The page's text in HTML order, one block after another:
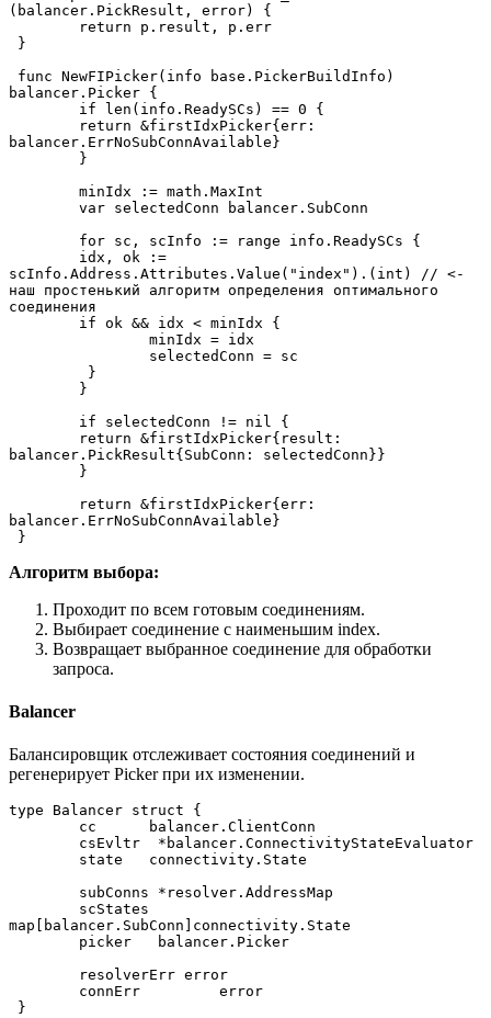
(balancer.PickResult, error) {
return p.result, p.err
}
balancer.Picker {
if len(info.ReadySCs) == 0 {
balancer.ErrNoSubConnAvailable}
}
minIdx := math.MaxInt
var selectedConn balancer.SubConn
for sc, scInfo := range info.ReadySCs {
scInfo.Address.Attributes.Value("index").(int) // <-
наш простенький алгоритм определения оптимального
соединения
     	if ok && idx < minIdx {
         	minIdx = idx
         	selectedConn = sc
    	 }
}
if selectedConn != nil {
balancer.PickResult{SubConn: selectedConn}}
}
balancer.ErrNoSubConnAvailable}
}
Алгоритм выбора:
Проходит по всем готовым соединениям.
Выбирает соединение с наименьшим index.
Возвращает выбранное соединение для обработки
запроса.
Balancer
Балансировщик отслеживает состояния соединений и
регенерирует Picker при их изменении.
type Balancer struct {
cc   	balancer.ClientConn
csEvltr  *balancer.ConnectivityStateEvaluator
state	connectivity.State
subConns *resolver.AddressMap
map[balancer.SubConn]connectivity.State
picker   balancer.Picker
resolverErr error
connErr 	error
}